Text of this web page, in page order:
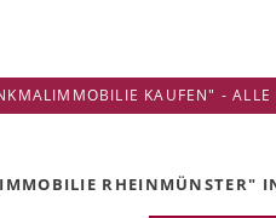
KAUFEN" - ALLE
RHEINMÜNSTER"